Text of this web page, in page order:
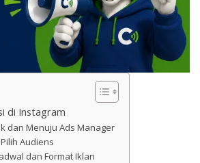
di Instagram
dan Menuju Ads Manager
Audiens
dan Format Iklan